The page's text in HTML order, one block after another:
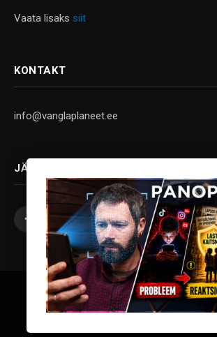
Vaata lisaks siit
KONTAKT
info@vanglaplaneet.ee
JÄLGI SOTSIAALMEEDIAS
Facebook
X
(Twitter)
InstagramYouTubeTelegram
Vanglaplaneet - Vastupanu Vaim